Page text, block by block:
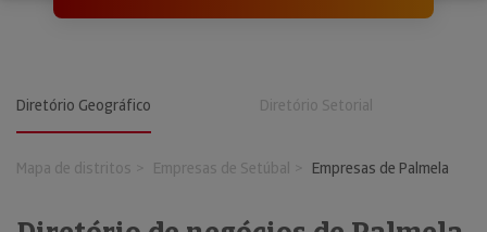
Diretório Geográfico Diretório Setorial
Mapa de distritos Empresas de Setúbal Empresas de Palmela